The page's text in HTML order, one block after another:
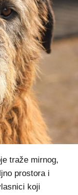
traže mirnog,
prostora i
koji